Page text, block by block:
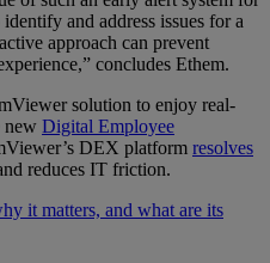
and address issues for a
approach can prevent
concludes Ethem.
solution to enjoy real-
new Digital Employee
DEX platform resolves
reduces IT friction.
it matters, and what are its